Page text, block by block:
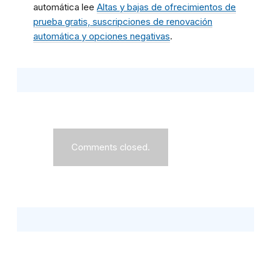
automática lee Altas y bajas de ofrecimientos de
prueba gratis, suscripciones de renovación
automática y opciones negativas.
Comments closed.